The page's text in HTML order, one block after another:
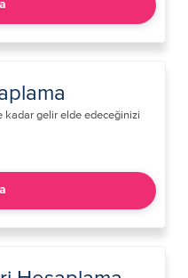
kadar gelir elde edeceğinizi